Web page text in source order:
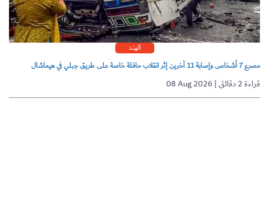
الهند
مصرع 7 أشخاص وإصابة 11 آخرين إثر انقلاب حافلة خاصة على طريق جبلي في هيماشال
08 Aug 2026 | قراءة 2 دقائق